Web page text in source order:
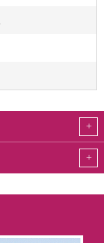
+
+